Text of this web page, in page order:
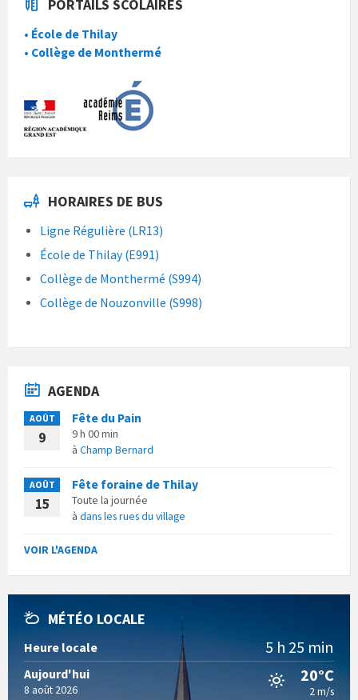
PORTAILS SCOLAIRES
• École de Thilay
• Collège de Monthermé
HORAIRES DE BUS
Ligne Régulière (LR13)
École de Thilay (E991)
Collège de Monthermé (S994)
Collège de Nouzonville (S998)
AGENDA
AOÛT
9
Fête du Pain
9 h 00 min
à Champ Bernard
AOÛT
15
Fête foraine de Thilay
Toute la journée
à dans les rues du village
VOIR L'AGENDA
MÉTÉO LOCALE
Heure locale 5 h 25 min
Aujourd'hui
8 août 2026
20°C
2 m/s